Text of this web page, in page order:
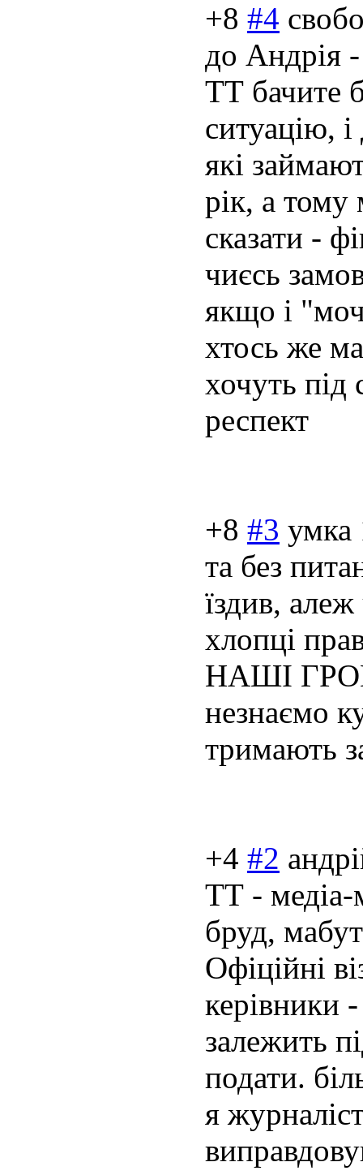
+8 #4
до Андрія -
ТТ бачите
ситуацію,
які
рік, а
сказати -
чиєсь
якщо і
хтось же
хочуть під
респект
+8 #3 умка
та без
їздив,
хлопці
НАШІ
незнаємо
тримають
+4 #2
ТТ - медіа-
бруд,
Офіційні
керівники
залежить
подати.
я